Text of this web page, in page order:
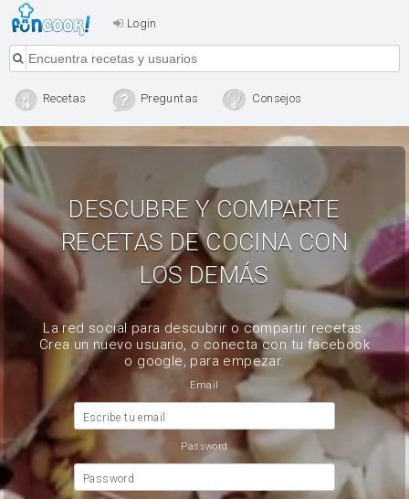
Login
Recetas Preguntas Consejos
DESCUBRE Y COMPARTE
RECETAS DE COCINA CON
LOS DEMÁS
La red social para descubrir o compartir recetas.
Crea un nuevo usuario, o conecta con tu facebook
o google, para empezar.
Email
Escribe tu email
Password
Password